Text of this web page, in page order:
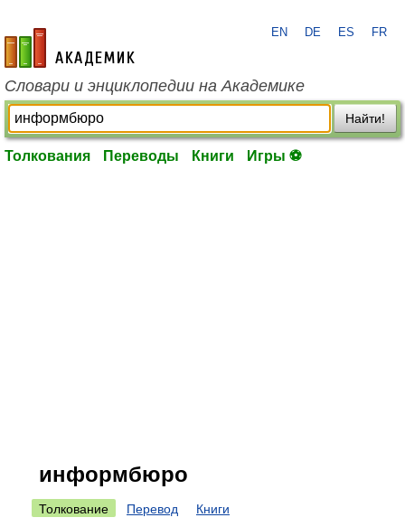
academic.ru
EN DE ES FR
Словари и энциклопедии на Академике
Найти!
Толкования Переводы Книги Игры ⚽
информбюро
Толкование Перевод Книги